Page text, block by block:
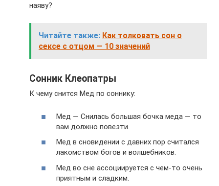
наяву?
Читайте также: Как толковать сон о
сексе с отцом — 10 значений
Сонник Клеопатры
К чему снится Мед по соннику:
Мед — Снилась большая бочка меда — то
вам должно повезти.
Мед в сновидении с давних пор считался
лакомством богов и волшебников.
Мед во сне ассоциируется с чем-то очень
приятным и сладким.